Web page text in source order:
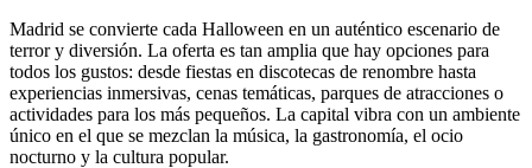
Madrid se convierte cada Halloween en un auténtico escenario de
terror y diversión. La oferta es tan amplia que hay opciones para
todos los gustos: desde fiestas en discotecas de renombre hasta
experiencias inmersivas, cenas temáticas, parques de atracciones o
actividades para los más pequeños. La capital vibra con un ambiente
único en el que se mezclan la música, la gastronomía, el ocio
nocturno y la cultura popular.